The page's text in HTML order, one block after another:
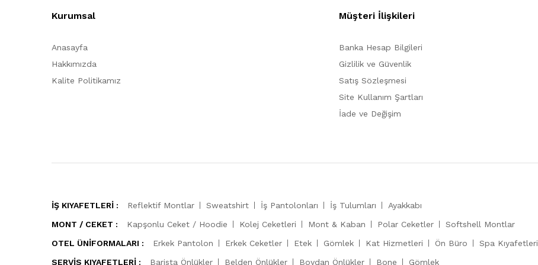
Kurumsal
Anasayfa
Hakkımızda
Kalite Politikamız
Müşteri İlişkileri
Banka Hesap Bilgileri
Gizlilik ve Güvenlik
Satış Sözleşmesi
Site Kullanım Şartları
İade ve Değişim
İŞ KIYAFETLERİ : Reflektif Montlar Sweatshirt İş Pantolonları İş Tulumları
Ayakkabı
MONT / CEKET :
Kapşonlu Ceket / Hoodie Kolej Ceketleri Mont & Kaban Polar Ceketler
Softshell Montlar
OTEL ÜNİFORMALARI :
Erkek Pantolon Erkek Ceketler Etek Gömlek Kat Hizmetleri Ön Büro
Spa Kıyafetleri
SERVİS KIYAFETLERİ :
Barista Önlükler Belden Önlükler Boydan Önlükler Bone Gömlek